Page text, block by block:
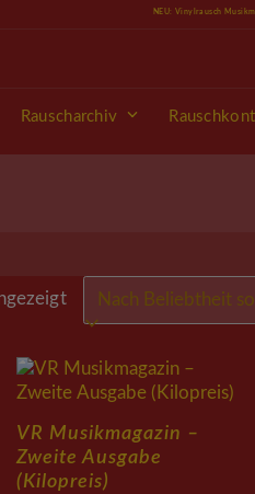
NEU: Vinylrausch
Rauscharchiv
Nach
sortiert
VR Musikmagazin –
Zweite Ausgabe
(Kilopreis)